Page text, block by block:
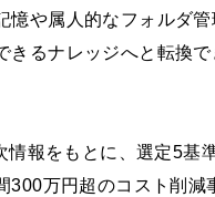
憶や属人的なフォルダ
るナレッジへと転換で
報をもとに、選定5基
300万円超のコスト削